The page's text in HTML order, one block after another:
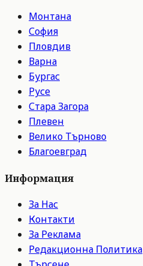
Монтана
София
Пловдив
Варна
Бургас
Русе
Стара Загора
Плевен
Велико Търново
Благоевград
Информация
За Нас
Контакти
За Реклама
Редакционна Политика